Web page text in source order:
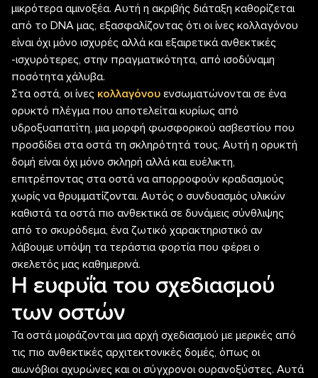
μικρότερα αμινοξέα. Αυτή η ακριβής διάταξη καθορίζεται
από το DNA μας, εξασφαλίζοντας ότι οι ίνες κολλαγόνου
είναι όχι μόνο ισχυρές αλλά και εξαιρετικά ανθεκτικές
-ισχυρότερες, στην πραγματικότητα, από ισοδύναμη
ποσότητα χάλυβα.
Στα οστά, οι ίνες κολλαγόνου ενσωματώνονται σε ένα
ορυκτό πλέγμα που αποτελείται κυρίως από
υδροξυαπατίτη, μια μορφή φωσφορικού ασβεστίου που
προσδίδει στα οστά τη σκληρότητά τους. Αυτή η ορυκτή
δομή είναι όχι μόνο σκληρή αλλά και ευέλικτη,
επιτρέποντας στα οστά να απορροφούν κραδασμούς
χωρίς να θρυμματίζονται. Αυτός ο συνδυασμός υλικών
καθιστά τα οστά πιο ανθεκτικά σε δυνάμεις σύνθλιψης
από το σκυρόδεμα, ένα ζωτικό χαρακτηριστικό αν
λάβουμε υπόψη τα τεράστια φορτία που φέρει ο
σκελετός μας καθημερινά.
Η ευφυΐα του σχεδιασμού
των οστών
Τα οστά μοιράζονται μια αρχή σχεδιασμού με μερικές από
τις πιο ανθεκτικές αρχιτεκτονικές δομές, όπως οι
αιωνόβιοι αχυρώνες και οι σύγχρονοι ουρανοξύστες. Αυτά